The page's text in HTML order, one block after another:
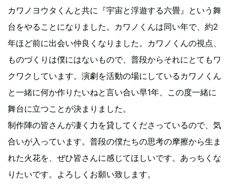
カワノヨウタくんと共に『宇宙と浮遊する六畳』という舞
台をやることになりました。カワノくんは同い年で、約2
年ほど前に出会い仲良くなりました。カワノくんの視点、
ものづくりは僕にはないもので、普段からそれにとてもワ
クワクしています。演劇を活動の場にしているカワノくん
と一緒に何か作りたいねと言い合い早1年、この度一緒に
舞台に立つことが決まりました。
制作陣の皆さんが凄く力を貸してくださっているので、気
合いが入っています。普段の僕たちの思考の摩擦から生ま
れた火花を、ぜひ皆さんに感じてほしいです。あっちくな
りたいです。よろしくお願い致します。